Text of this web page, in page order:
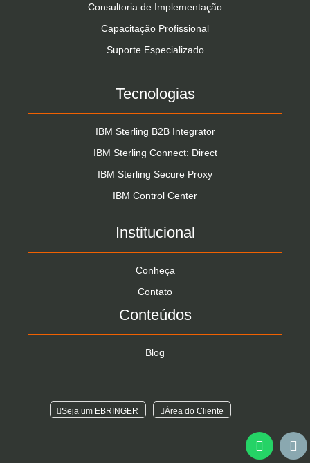
Consultoria de Implementação
Capacitação Profissional
Suporte Especializado
Tecnologias
IBM Sterling B2B Integrator
IBM Sterling Connect: Direct
IBM Sterling Secure Proxy
IBM Control Center
Institucional
Conheça
Contato
Conteúdos
Blog
Seja um EBRINGER Área do Cliente